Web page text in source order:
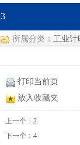
3
所属分类： 工业计
打印当前页
放入收藏夹
上一个：2
下一个：4